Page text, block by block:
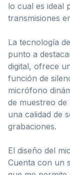
lo cual es ideal
transmisiones
La tecnología
punto a
digital, ofrece
función de
micrófono
de muestreo
una calidad de
grabaciones.
El diseño del
Cuenta con un